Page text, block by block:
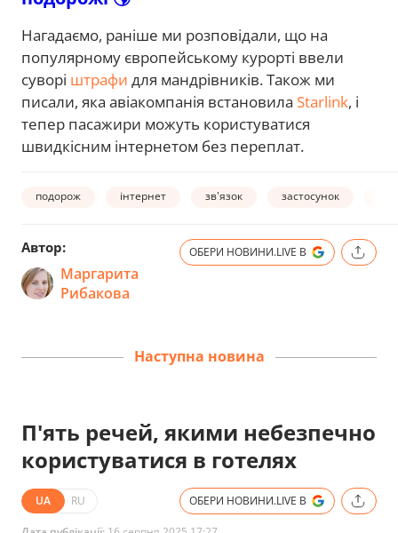
Нагадаємо, раніше ми розповідали, що на
популярному європейському курорті ввели
суворі штрафи для мандрівників. Також ми
писали, яка авіакомпанія встановила Starlink, і
тепер пасажири можуть користуватися
швидкісним інтернетом без переплат.
подорож інтернет зв'язок застосунок
Автор:
Маргарита
Рибакова
ОБЕРИ НОВИНИ.LIVE В
Наступна новина
П'ять речей, якими небезпечно
користуватися в готелях
UA RU ОБЕРИ НОВИНИ.LIVE В